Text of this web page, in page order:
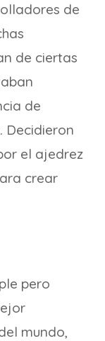
de
de ciertas
de
Decidieron
el ajedrez
crear
pero
mundo,